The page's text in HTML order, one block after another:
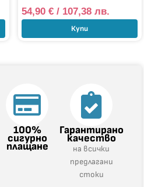
54,90 €/ 107,38 лв.
Купи
100%
сигурно
плащане
Гарантирано
качество
на всички
предлагани
стоки